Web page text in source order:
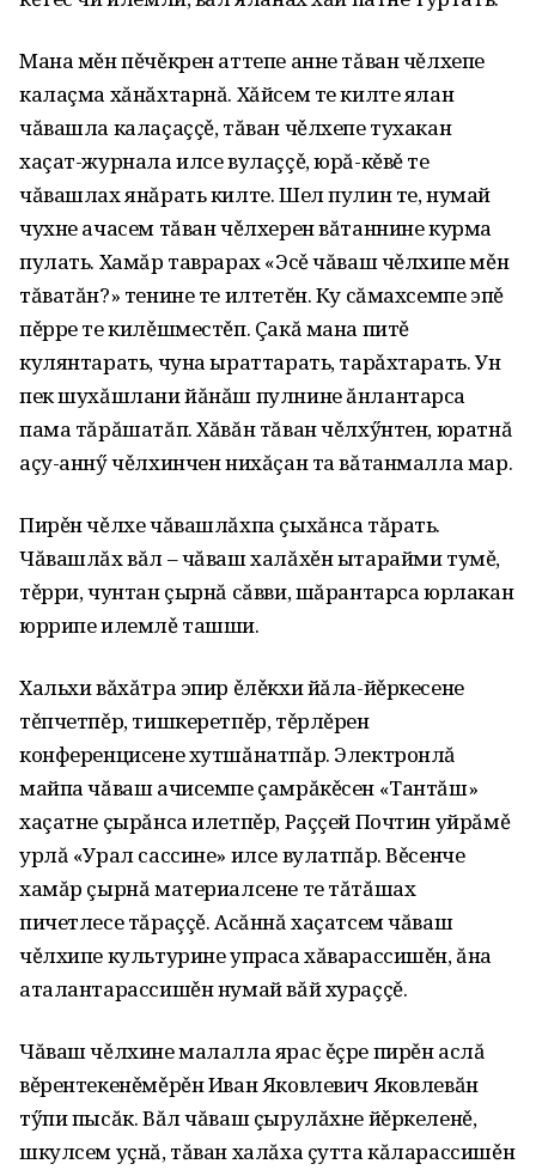
Мана мěн пěчěкрен аттепе анне тăван чěлхепе
калаçма хăнăхтарнă. Хăйсем те килте ялан
чăвашла калаçаççě, тăван чěлхепе тухакан
хаçат-журнала илсе вулаççě, юрă-кěвě те
чăвашлах янăрать килте. Шел пулин те, нумай
чухне ачасем тăван чěлхерен вăтаннине курма
пулать. Хамăр таврарах «Эсě чăваш чěлхипе мěн
тăватăн?» тенине те илтетĕн. Ку сăмахсемпе эпě
пěрре те килěшместěп. Çакă мана питě
кулянтарать, чуна ыраттарать, тарǎхтарать. Ун
пек шухăшлани йăнăш пулнине ăнлантарса
пама тăрăшатăп. Хăвăн тăван чěлхӳнтен, юратнă
аçу-аннӳ чěлхинчен нихăçан та вăтанмалла мар.
Пирěн чěлхе чăвашлăхпа çыхăнса тăрать.
Чăвашлăх вăл – чăваш халăхěн ытарайми тумě,
тěрри, чунтан çырнă сăвви, шăрантарса юрлакан
юррипе илемлě ташши.
Хальхи вăхăтра эпир ěлěкхи йăла-йěркесене
тěпчетпěр, тишкеретпěр, тěрлěрен
конференцисене хутшăнатпăр. Электронлă
майпа чăваш ачисемпе çамрăкěсен «Тантăш»
хаçатне çырăнса илетпěр, Раççей Почтин уйрăмě
урлă «Урал сассине» илсе вулатпăр. Вěсенче
хамăр çырнă материалсене те тăтăшах
пичетлесе тăраççě. Асăннă хаçатсем чăваш
чěлхипе культурине упраса хăварассишěн, ăна
аталантарассишěн нумай вăй хураççě.
Чăваш чěлхине малалла ярас ěçре пирěн аслă
вěрентекенěмěрěн Иван Яковлевич Яковлевăн
тӳпи пысăк. Вăл чăваш çырулăхне йěркеленě,
шкулсем уçнă, тăван халăха çутта кăларассишěн